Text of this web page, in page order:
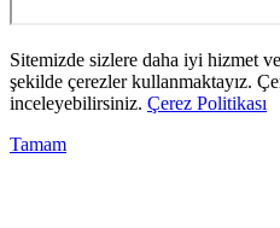
Sitemizde sizlere daha iyi hizmet
şekilde çerezler kullanmaktayız.
inceleyebilirsiniz. Çerez Politikası
Tamam